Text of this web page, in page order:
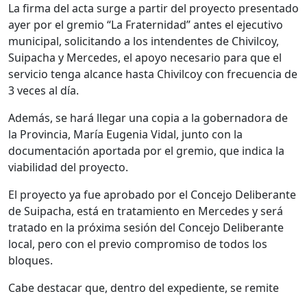
La firma del acta surge a partir del proyecto presentado
ayer por el gremio “La Fraternidad” antes el ejecutivo
municipal, solicitando a los intendentes de Chivilcoy,
Suipacha y Mercedes, el apoyo necesario para que el
servicio tenga alcance hasta Chivilcoy con frecuencia de
3 veces al día.
Además, se hará llegar una copia a la gobernadora de
la Provincia, María Eugenia Vidal, junto con la
documentación aportada por el gremio, que indica la
viabilidad del proyecto.
El proyecto ya fue aprobado por el Concejo Deliberante
de Suipacha, está en tratamiento en Mercedes y será
tratado en la próxima sesión del Concejo Deliberante
local, pero con el previo compromiso de todos los
bloques.
Cabe destacar que, dentro del expediente, se remite